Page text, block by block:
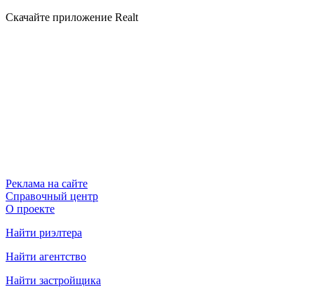
Скачайте приложение Realt
Реклама на сайте
Справочный центр
О проекте
Найти риэлтера
Найти агентство
Найти застройщика